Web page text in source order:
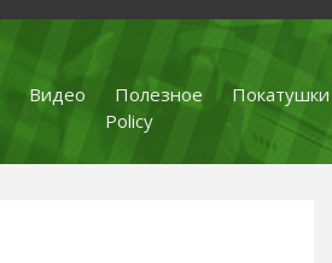
Видео Полезное Покатушки
Policy